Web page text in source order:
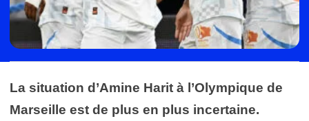
La situation d’Amine Harit à l’Olympique de
Marseille est de plus en plus incertaine.